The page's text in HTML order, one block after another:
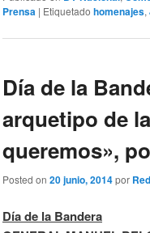
Prensa | Etiquetado homenajes,
Día de la
arquetipo de
queremos»,
Posted on 20 junio, 2014por
Día de la Bandera